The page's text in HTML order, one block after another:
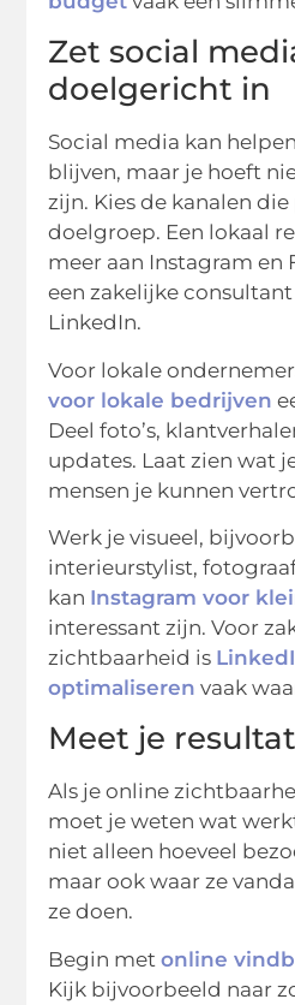
Zet social
doelgericht in
Social media kan
blijven, maar je hoeft
zijn. Kies de kanalen
doelgroep. Een lokaal
meer aan Instagram en
een zakelijke
LinkedIn.
Voor lokale
voor lokale bedrijven
Deel foto’s,
updates. Laat zien wat
mensen je kunnen
Werk je visueel,
interieurstylist,
kan Instagram voor
interessant zijn. Voor
zichtbaarheid is
optimaliseren vaak
Meet je
Als je online
moet je weten wat
niet alleen hoeveel
maar ook waar ze
ze doen.
Begin metonline
Kijk bijvoorbeeld naar